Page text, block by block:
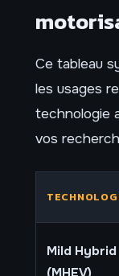
Ce tableau
les usages
technologie
vos
Mild Hybrid